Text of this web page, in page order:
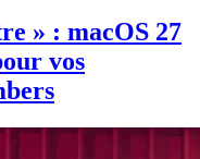
» : macOS 27
vos